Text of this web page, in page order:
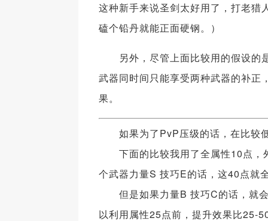
这种新手来说圣剑太好用了，打老
磕个铅丹就能正面硬钢。）
另外，尽管上面比较用的假设的
武器同时间只能享受两种武器的补正
果。
如果为了PvP压级的话，在比较
下面的比较我用了全属性10点，
个武器力量S 技巧E的话，这40点就
但是如果力量B 技巧C的话，就会
以利用属性25点前，提升效果比25-